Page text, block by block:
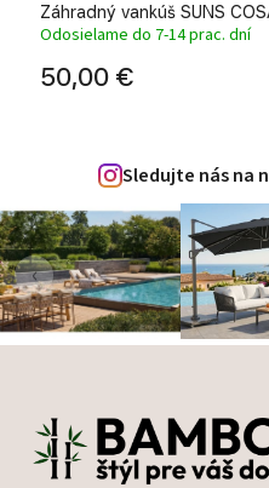
Záhradný vankúš SUNS
Odosielame do 7-14 prac. dní
50,00 €
Sledujte nás na
‹